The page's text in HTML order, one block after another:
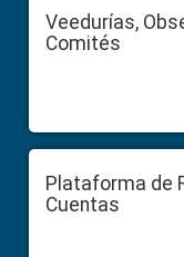
Veedurías,
Comités
Plataforma de
Cuentas